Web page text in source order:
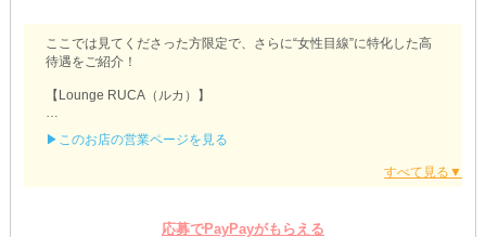
ここでは見てくださった方限定で、さらに“女性目線”に特化した高
待遇をご紹介！
【Lounge RUCA（ルカ）】
しかも終電上がりもできて、普通の飲食店バイト感覚で働けます
▶このお店の営業ページを見る
応募でPayPayがもらえる